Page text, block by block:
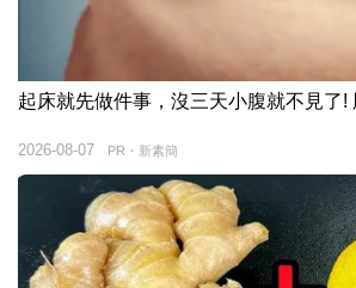
起床就先做件事，沒三天小腹就不見了!
PR・新素簡
2026-08-07